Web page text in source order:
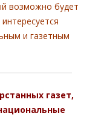
возможно будет
и газетным
газет,